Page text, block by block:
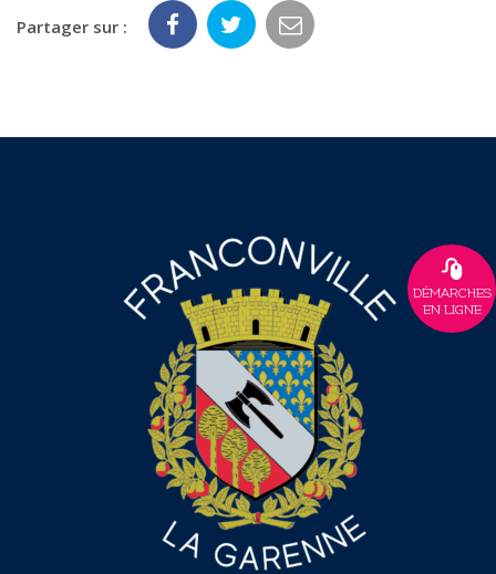
Partager sur :
DÉMARCHES
EN LIGNE